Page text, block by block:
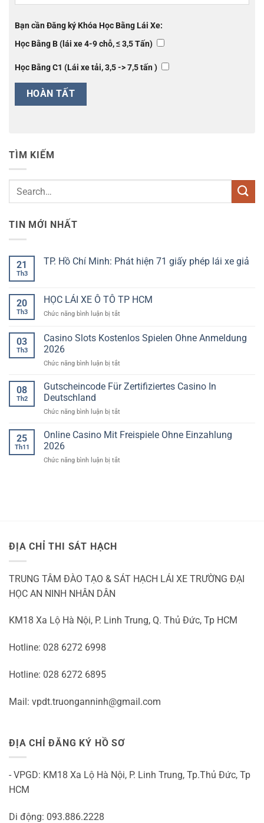
Bạn cần Đăng ký Khóa Học Bằng Lái Xe:
Học Bằng B (lái xe 4-9 chỗ, ≤ 3,5 Tấn)
Học Bằng C1 (Lái xe tải, 3,5 -> 7,5 tấn )
TÌM KIẾM
TIN MỚI NHẤT
21
Th3
TP. Hồ Chí Minh: Phát hiện 71 giấy phép lái xe giả
luận
ở
TP.
Minh:
Phát
hiện
giấy
xe
giả
20
Th3
HỌC LÁI XE Ô TÔ TP HCM
Chức năng bình luận bị tắt
LÁI
XE
TÔ
HCM
03
Th3
Casino Slots Kostenlos Spielen Ohne Anmeldung
2026
Chức năng bình luận bị tắt
Slots
Ohne
2026
08
Th2
Gutscheincode Für Zertifiziertes Casino In
Deutschland
Chức năng bình luận bị tắt
Für
Zertifiziertes
In
25
Th11
Online Casino Mit Freispiele Ohne Einzahlung
2026
Chức năng bình luận bị tắt
ĐỊA CHỈ THI SÁT HẠCH
TRUNG TÂM ĐÀO TẠO & SÁT HẠCH LÁI XE TRƯỜNG ĐẠI
HỌC AN NINH NHÂN DÂN
KM18 Xa Lộ Hà Nội, P. Linh Trung, Q. Thủ Đức, Tp HCM
Hotline: 028 6272 6998
Hotline: 028 6272 6895
Mail: vpdt.truonganninh@gmail.com
ĐỊA CHỈ ĐĂNG KÝ HỒ SƠ
- VPGD: KM18 Xa Lộ Hà Nội, P. Linh Trung, Tp.Thủ Đức, Tp
HCM
Di động: 093.886.2228